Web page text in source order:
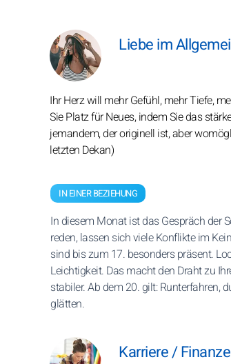
Liebe im
Ihr Herz will mehr Gefühl, mehr Tiefe,
Sie Platz für Neues, indem Sie das
jemandem, der originell ist, aber
letzten Dekan)
IN EINER BEZIEHUNG
In diesem Monat ist das Gespräch der
reden, lassen sich viele Konflikte im
sind bis zum 17. besonders präsent.
Leichtigkeit. Das macht den Draht zu
stabiler. Ab dem 20. gilt: Runterfahren,
glätten.
Karriere /